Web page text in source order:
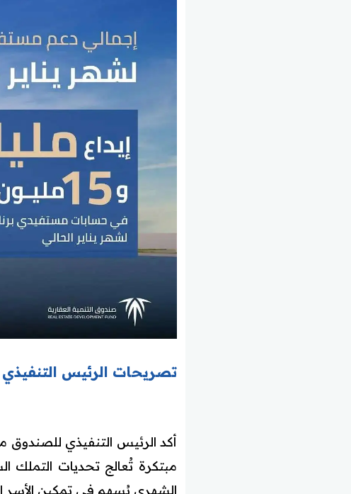
تصريحات الرئيس
أكد الرئيس التنفيذي
مبتكرة تُعالج تحديات التملك
الشهري يُسهم في تمكين